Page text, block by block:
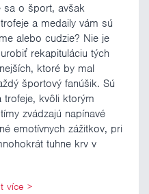
sa o šport, avšak
a medaily vám sú
alebo cudzie? Nie je
rekapituláciu tých
ktoré by mal
športový fanúšik. Sú
trofeje, kvôli ktorým
zvádzajú napínavé
emotívnych zážitkov, pri
tuhne krv v
více >